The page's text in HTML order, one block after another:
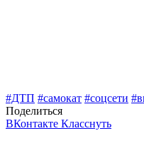
#ДТП #самокат #соцсети
Поделиться
ВКонтакте Класснуть